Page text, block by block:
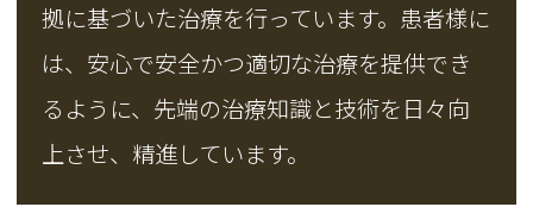
拠に基づいた治療を行っています。患者様に
は、安心で安全かつ適切な治療を提供でき
るように、先端の治療知識と技術を日々向
上させ、精進しています。